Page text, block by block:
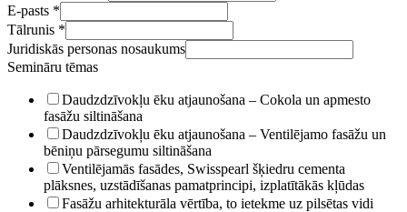
E-pasts *
Tālrunis *
Juridiskās personas nosaukums
Semināru tēmas
Daudzdzīvokļu ēku atjaunošana – Cokola un apmesto
fasāžu siltināšana
Daudzdzīvokļu ēku atjaunošana – Ventilējamo fasāžu un
bēniņu pārsegumu siltināšana
Ventilējamās fasādes, Swisspearl šķiedru cementa
plāksnes, uzstādīšanas pamatprincipi, izplatītākās kļūdas
Fasāžu arhitekturāla vērtība, to ietekme uz pilsētas vidi